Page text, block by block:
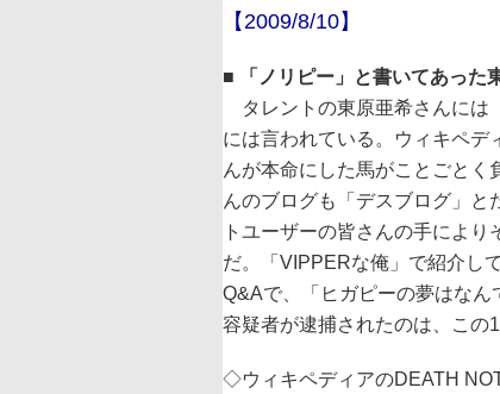
【2009/8/10】
■ 「ノリピー」と書いてあった
タレントの東原亜希さんには
には言われている。ウィキペデ
んが本命にした馬がことごとく
んのブログも「デスブログ」と
トユーザーの皆さんの手によ
だ。「VIPPERな俺」で紹介し
Q&Aで、「ヒガピーの夢はな
容疑者が逮捕されたのは、この1
◇ウィキペディアのDEATH